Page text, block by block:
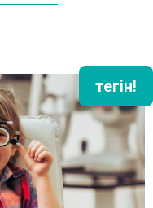
тегін!